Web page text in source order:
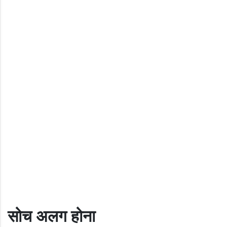
सोच अलग होना